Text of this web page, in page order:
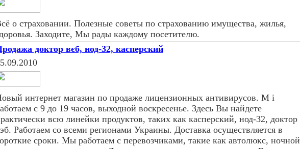
о страховании. Полезные советы по страхованию имущества, жилья,
Заходите, Мы рады каждому посетителю.
доктор вєб, нод-32, касперский
интернет магазин по продаже лицензионных антивирусов. М i
с 9 до 19 часов, выходной воскресенье. Здесь Вы найдете
всю линейки продуктов, таких как касперский, нод-32, доктор
Работаем со всеми регионами Украины. Доставка осуществляется в
сроки. Мы работаем с перевозчиками, такие как автолюкс, ночной